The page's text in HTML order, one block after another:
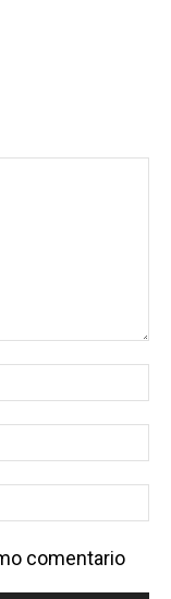
comentario